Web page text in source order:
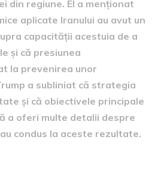
din regiune. El a menționat
aplicate Iranului au avut un
capacității acestuia de a
și că presiunea
la prevenirea unor
a subliniat că strategia
și că obiectivele principale
a oferi multe detalii despre
condus la aceste rezultate.